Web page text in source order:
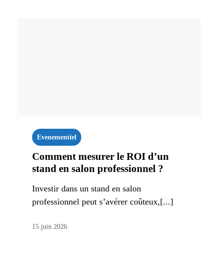
Evenementiel
Comment mesurer le ROI d’un
stand en salon professionnel ?
Investir dans un stand en salon
professionnel peut s’avérer coûteux,[...]
15 juin 2026